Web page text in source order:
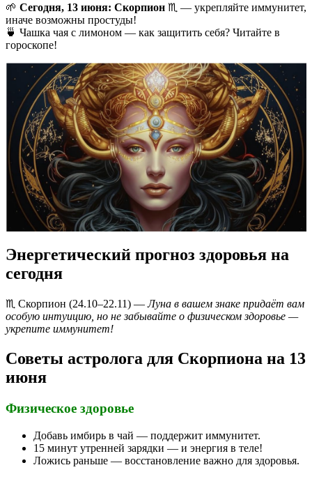
🌱 Сегодня, 13 июня: Скорпион ♏ — укрепляйте иммунитет,
иначе возможны простуды!
🍵 Чашка чая с лимоном — как защитить себя? Читайте в
гороскопе!
Энергетический прогноз здоровья на
сегодня
♏️ Скорпион (24.10–22.11) —Луна в вашем знаке придаёт вам
особую интуицию, но не забывайте о физическом здоровье —
укрепите иммунитет!
Советы астролога для Скорпиона на 13
июня
Физическое здоровье
Добавь имбирь в чай — поддержит иммунитет.
15 минут утренней зарядки — и энергия в теле!
Ложись раньше — восстановление важно для здоровья.